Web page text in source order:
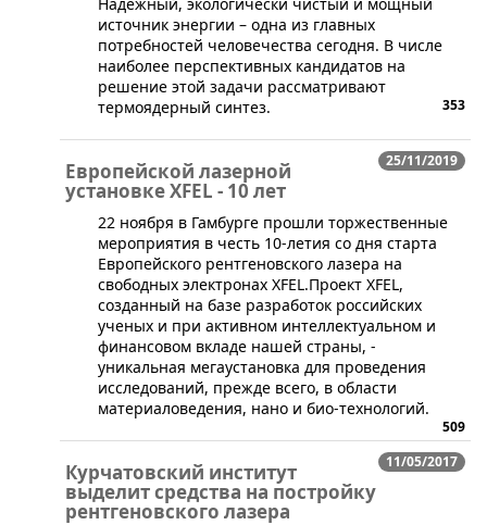
источник энергии – одна из главных
потребностей человечества сегодня. В числе
наиболее перспективных кандидатов на
решение этой задачи рассматривают
термоядерный синтез.
353
25/11/2019
Европейской лазерной
установке XFEL - 10 лет
​22 ноября в Гамбурге прошли торжественные
мероприятия в честь 10-летия со дня старта
Европейского рентгеновского лазера на
свободных электронах XFEL.Проект XFEL,
созданный на базе разработок российских
ученых и при активном интеллектуальном и
финансовом вкладе нашей страны, -
уникальная мегаустановка для проведения
исследований, прежде всего, в области
материаловедения, нано и био-технологий.
509
11/05/2017
Курчатовский институт
выделит средства на постройку
рентгеновского лазера